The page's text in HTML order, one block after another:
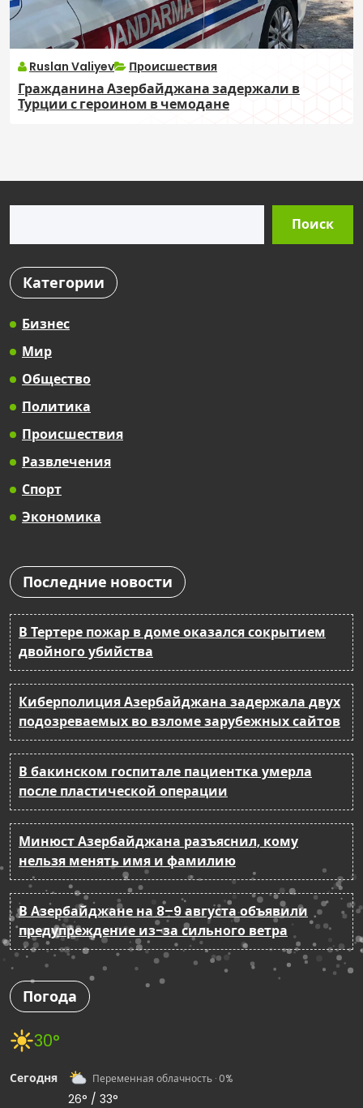
Ruslan Valiyev Происшествия
Гражданина Азербайджана задержали в
Турции с героином в чемодане
Поиск
Категории
Бизнес
Мир
Общество
Политика
Происшествия
Развлечения
Спорт
Экономика
Последние новости
В Тертере пожар в доме оказался сокрытием
двойного убийства
Киберполиция Азербайджана задержала двух
подозреваемых во взломе зарубежных сайтов
В бакинском госпитале пациентка умерла
после пластической операции
Минюст Азербайджана разъяснил, кому
нельзя менять имя и фамилию
В Азербайджане на 8–9 августа объявили
предупреждение из-за сильного ветра
Погода
30°
Сегодня Переменная облачность · 0%
26° / 33°